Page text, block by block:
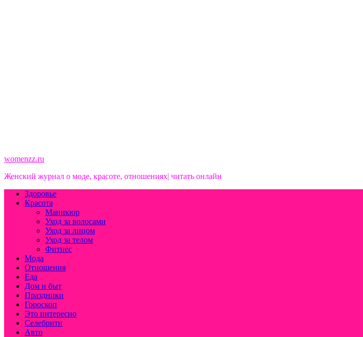
womenzz.ru
Женский журнал о моде, красоте, отношениях| читать онлайн
Здоровье
Красота
Маникюр
Уход за волосами
Уход за лицом
Уход за телом
Фитнес
Мода
Отношения
Еда
Дом и быт
Праздники
Гороскоп
Это интересно
Селебрити
Авто